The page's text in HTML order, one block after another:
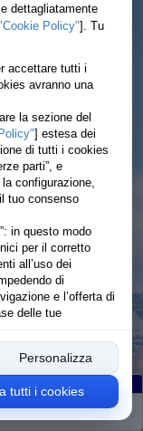
:2 Rimanenti:0
dettagliatamente
Policy"]. Tu
accettare tutti i
avranno una
la sezione del
] estesa dei
di tutti i cookies
parti”, e
configurazione,
tuo consenso
in questo modo
per il corretto
all’uso dei
di
e l’offerta di
delle tue
Personalizza
tutti i cookies